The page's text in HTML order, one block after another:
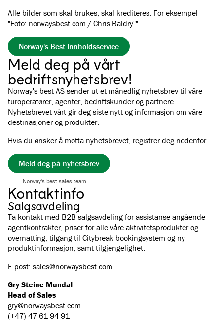
Alle bilder som skal brukes, skal krediteres. For eksempel
"Foto: norwaysbest.com / Chris Baldry""
Norway's Best Innholdsservice
Meld deg på vårt
bedriftsnyhetsbrev!
Norway's best AS sender ut et månedlig nyhetsbrev til våre
turoperatører, agenter, bedriftskunder og partnere.
Nyhetsbrevet vårt gir deg siste nytt og informasjon om våre
destinasjoner og produkter.
Hvis du ønsker å motta nyhetsbrevet, registrer deg nedenfor.
Meld deg på nyhetsbrev
Norway's best sales team
Kontaktinfo
Salgsavdeling
Ta kontakt med B2B salgsavdeling for assistanse angående
agentkontrakter, priser for alle våre aktivitetsprodukter og
overnatting, tilgang til Citybreak bookingsystem og ny
produktinformasjon, samt tilgjengelighet.
E-post: sales@norwaysbest.com
Gry Steine Mundal
Head of Sales
gry@norwaysbest.com
(+47) 47 61 94 91